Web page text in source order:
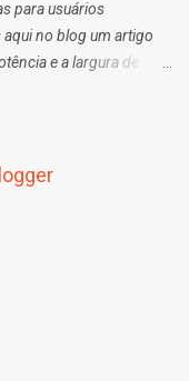
para usuários
no blog um artigo
e a largura de
artigo anterior sobre